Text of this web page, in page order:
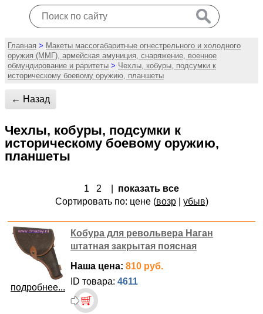
Главная > Макеты массогабаритные огнестрельного и холодного
оружия (ММГ), армейская амуниция, снаряжение, военное
обмундирование и раритеты > Чехлы, кобуры, подсумки к
историческому боевому оружию, планшеты
← Назад
Чехлы, кобуры, подсумки к
историческому боевому оружию,
планшеты
1 2
показать все
Сортировать по: цене (возр| убыв)
подробнее...
Кобура для револьвера Наган
штатная закрытая поясная
Наша цена: 810 руб.
ID товара: 4611